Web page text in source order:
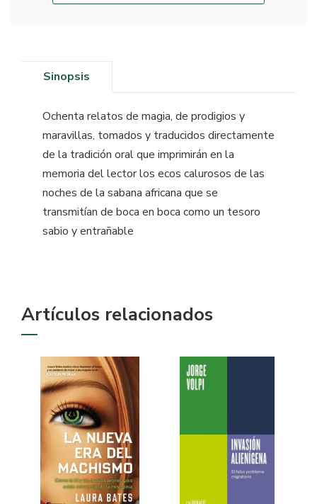
Sinopsis
Ochenta relatos de magia, de prodigios y
maravillas, tomados y traducidos directamente
de la tradición oral que imprimirán en la
memoria del lector los ecos calurosos de las
noches de la sabana africana que se
transmitían de boca en boca como un tesoro
sabio y entrañable
Artículos relacionados